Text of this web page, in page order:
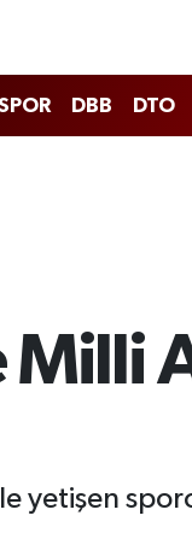
DBB DTO
yetişen